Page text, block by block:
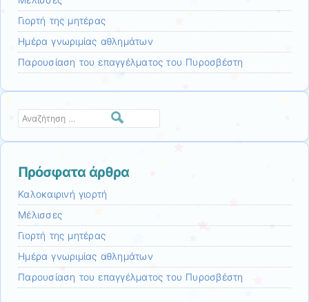
Γιορτή της μητέρας
Ημέρα γνωριμίας αθλημάτων
Παρουσίαση του επαγγέλματος του Πυροσβέστη
Αναζήτηση
Πρόσφατα άρθρα
Καλοκαιρινή γιορτή
Μέλισσες
Γιορτή της μητέρας
Ημέρα γνωριμίας αθλημάτων
Παρουσίαση του επαγγέλματος του Πυροσβέστη